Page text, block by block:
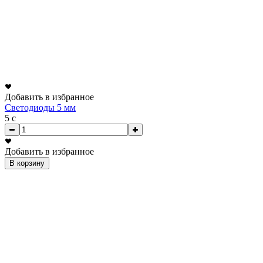
Добавить в избранное
Светодиоды 5 мм
5 c
Добавить в избранное
В корзину